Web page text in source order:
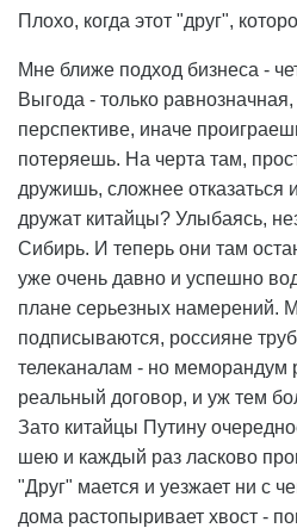
Плохо, когда этот "друг",
Мне ближе подход бизнеса -
Выгода - только
перспективе, иначе
потеряешь. На черта там,
дружишь, сложнее отказаться
дружат китайцы? Улыбаясь,
Сибирь. И теперь они там
уже очень давно и успешно
плане серьезных намерений.
подписываются, россияне
телеканалам - но меморандум
реальный договор, и уж тем
Зато китайцы Путину
шею и каждый раз ласково
"Друг" мается и уезжает ни с
дома растопыривает хвост -